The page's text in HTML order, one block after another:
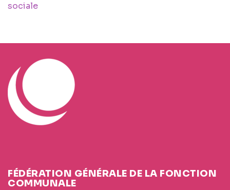
sociale
FÉDÉRATION GÉNÉRALE DE LA FONCTION
COMMUNALE